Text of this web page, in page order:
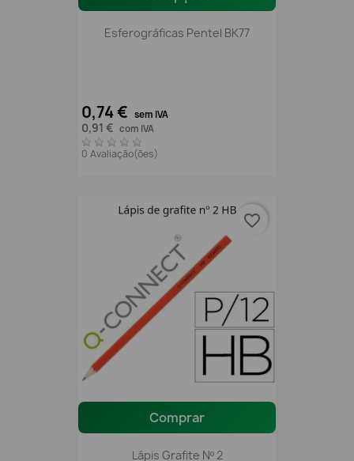
Esferográficas Pentel BK77
0,74 € sem IVA
0,91 € com IVA
0 Avaliação(ões)
Comprar
Lápis Grafite Nº 2
favorite_border